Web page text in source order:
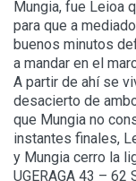
Mungia, fue Leioa
para que a
buenos minutos
a mandar en el
A partir de ahí se
desacierto de
que Mungia no
instantes finales,
y Mungia cerro la
UGERAGA 43 – 62